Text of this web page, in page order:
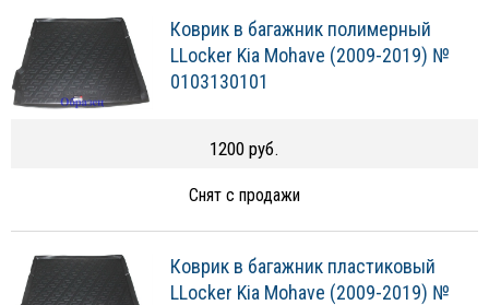
Коврик в багажник полимерный
LLocker Kia Mohave (2009-2019) №
0103130101
1200 руб.
Снят с продажи
Коврик в багажник пластиковый
LLocker Kia Mohave (2009-2019) №